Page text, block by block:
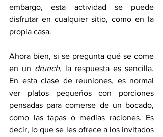
embargo, esta actividad se puede
disfrutar en cualquier sitio, como en la
propia casa.
Ahora bien, si se pregunta qué se come
en un drunch, la respuesta es sencilla.
En esta clase de reuniones, es normal
ver platos pequeños con porciones
pensadas para comerse de un bocado,
como las tapas o medias raciones. Es
decir, lo que se les ofrece a los invitados